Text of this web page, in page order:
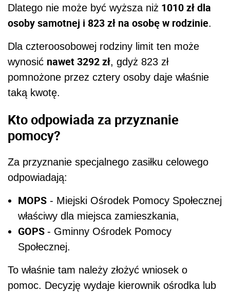
Dlatego nie może być wyższa niż 1010 zł dla
osoby samotnej i 823 zł na osobę w rodzinie.
Dla czteroosobowej rodziny limit ten może
wynosić nawet 3292 zł, gdyż 823 zł
pomnożone przez cztery osoby daje właśnie
taką kwotę.
Kto odpowiada za przyznanie
pomocy?
Za przyznanie specjalnego zasiłku celowego
odpowiadają:
MOPS - Miejski Ośrodek Pomocy Społecznej
właściwy dla miejsca zamieszkania,
GOPS - Gminny Ośrodek Pomocy
Społecznej.
To właśnie tam należy złożyć wniosek o
pomoc. Decyzję wydaje kierownik ośrodka lub